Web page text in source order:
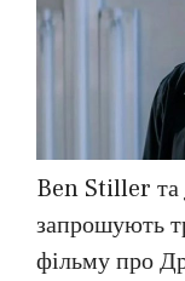
Ben Stiller
запрошують
фільму про